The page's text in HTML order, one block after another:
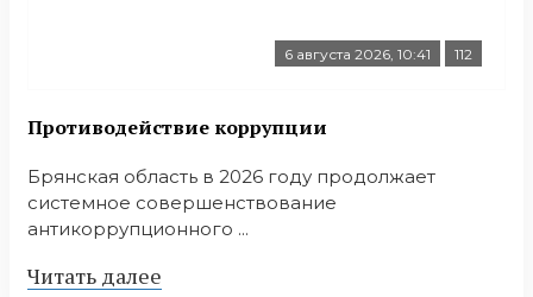
6 августа 2026, 10:41 112
Противодействие коррупции
Брянская область в 2026 году продолжает
системное совершенствование
антикоррупционного ...
Читать далее